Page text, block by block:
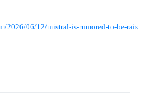
2026/06/12/mistral-is-rumored-to-be-rais